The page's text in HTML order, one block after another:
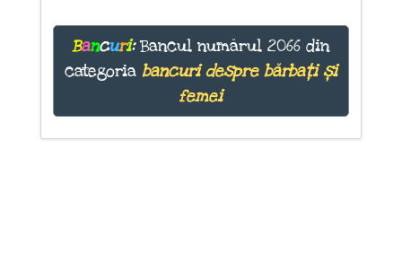
Bancuri:Bancul numărul 2066 din
categoria bancuri despre bărbați și
femei